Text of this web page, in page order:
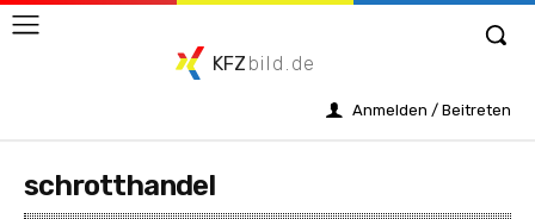
KFZ bild.de
Anmelden / Beitreten
schrotthandel